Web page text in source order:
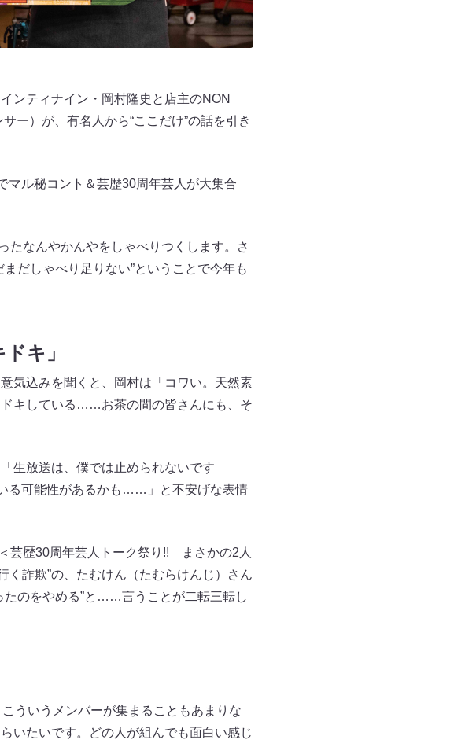
ンティナイン・岡村隆史と店主のNON
ー）が、有名人から“ここだけ”の話を引き
ル秘コント＆芸歴30周年芸人が大集合
たなんやかんやをしゃべりつくします。さ
だしゃべり足りない”ということで今年も
キ」
気込みを聞くと、岡村は「コワい。天然素
キしている……お茶の間の皆さんにも、そ
生放送は、僕では止められないです
る可能性があるかも……」と不安げな表情
芸歴30周年芸人トーク祭り!! まさかの2人
く詐欺”の、たむけん（たむらけんじ）さん
たのをやめる”と……言うことが二転三転し
ういうメンバーが集まることもあまりな
いたいです。どの人が組んでも面白い感じ